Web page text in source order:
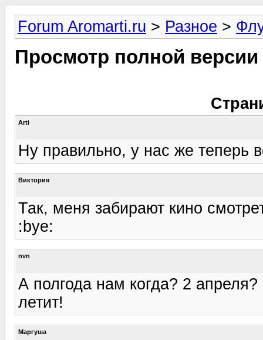
Forum Aromarti.ru > Разное >
Просмотр полной
Arti
Ну правильно, у нас же теперь
Виктория
Так, меня забирают кино
:bye:
nvn
А полгода нам когда? 2
летит!
Маргуша